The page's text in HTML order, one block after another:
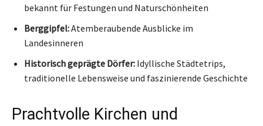
bekannt für Festungen und Naturschönheiten
Berggipfel:Atemberaubende Ausblicke im
Landesinneren
Historisch geprägte Dörfer: Idyllische Städtetrips,
traditionelle Lebensweise und faszinierende Geschichte
Prachtvolle Kirchen und